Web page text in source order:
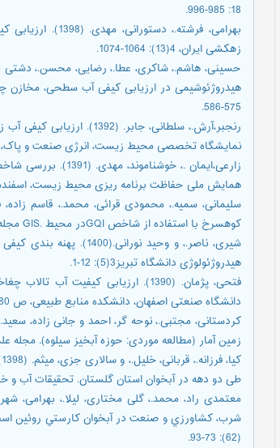
18: 985-996.
بهرامی،
زهکشی ایران، 4(13): 1064-1074.
575-586.
نمایشگاه تخصصی محیط زیست، انرژی صنعت و پاک،
زارعی،ایمان .،
همایش ملی حفاظت برنامه ریزی محیط زیست،
کوهسرخ با استفاده از شاخص GQIدر محیط .GIS مجله علوم زمین، 23 (89): 175-182.
هیدروژئولوژی دانشگاه تبریز3(5): 12-1.
فتحی، پژمان. (1390). ارزیابی کیفیت
دانشگاه صنعتی اصفهان، دانشکده منابع طبیعی، ص 80.
زمین آمار (مطالعه موردی: حوزه آبخیز سیلوه). مجله علمی
طی دو دهه در آبخوان استان گلستان. تحقيقات آب و خاک
(62): 73-93.